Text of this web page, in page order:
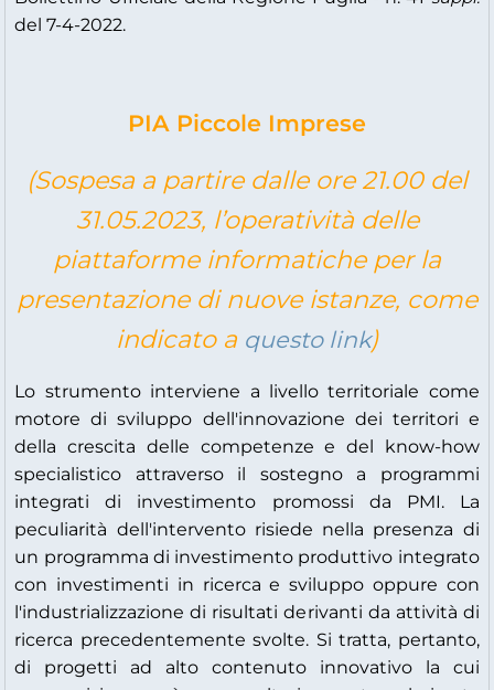
del 7-4-2022.
PIA Piccole Imprese
(Sospesa a partire dalle ore 21.00 del
31.05.2023, l’operatività delle
piattaforme informatiche per la
presentazione di nuove istanze, come
indicato a questo link)
Lo strumento interviene a livello territoriale come
motore di sviluppo dell'innovazione dei territori e
della crescita delle competenze e del know-how
specialistico attraverso il sostegno a programmi
integrati di investimento promossi da PMI. La
peculiarità dell'intervento risiede nella presenza di
un programma di investimento produttivo integrato
con investimenti in ricerca e sviluppo oppure con
l'industrializzazione di risultati derivanti da attività di
ricerca precedentemente svolte. Si tratta, pertanto,
di progetti ad alto contenuto innovativo la cui